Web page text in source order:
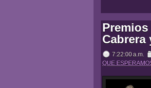
Cabrera
7:22:00 a.m.
QUE